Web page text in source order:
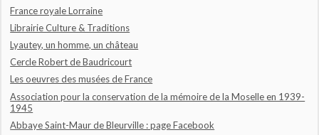
France royale Lorraine
Librairie Culture & Traditions
Lyautey, un homme, un château
Cercle Robert de Baudricourt
Les oeuvres des musées de France
Association pour la conservation de la mémoire de la Moselle en 1939-
1945
Abbaye Saint-Maur de Bleurville : page Facebook